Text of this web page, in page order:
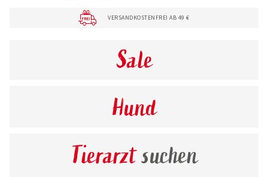
VERSANDKOSTENFREI AB 49 €
Sale
Hund
Tierarztsuchen